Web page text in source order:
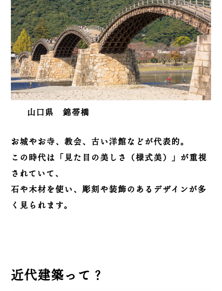
山口県 錦帯橋
お城やお寺、教会、古い洋館などが代表的。
この時代は「見た目の美しさ（様式美）」が重視
されていて、
石や木材を使い、彫刻や装飾のあるデザインが多
く見られます。
近代建築って？